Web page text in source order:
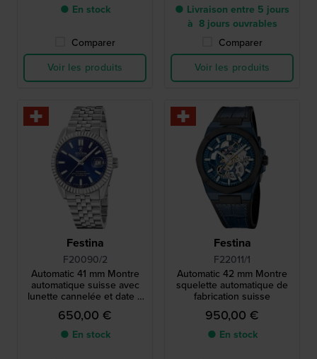
● En stock
Comparer
Voir les produits
● Livraison entre 5 jours
à 8 jours ouvrables
Comparer
Voir les produits
Festina
F20090/2
Automatic 41 mm Montre
automatique suisse avec
lunette cannelée et date à
bulle
650,00 €
● En stock
Festina
F22011/1
Automatic 42 mm Montre
squelette automatique de
fabrication suisse
950,00 €
● En stock